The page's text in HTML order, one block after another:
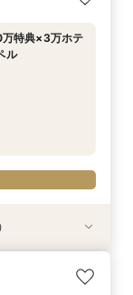
典
万特典×3万ホテ
ル
花嫁◎】最新ド
】当館で一番お
ットOK】大切
心】全館見学＆
広大な自然のホ
ペル
ふたりの不安を